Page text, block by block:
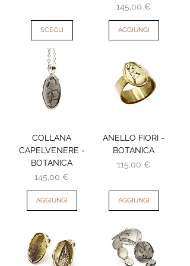
SCEGLI
Prezzo
145,00 €
AGGIUNGI
COLLANA
CAPELVENERE -
BOTANICA
Prezzo
145,00 €
AGGIUNGI
ANELLO FIORI -
BOTANICA
Prezzo
115,00 €
AGGIUNGI